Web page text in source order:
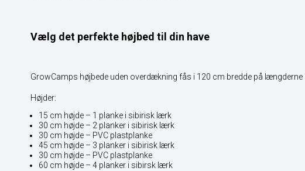
Vælg det perfekte højbed til din have
GrowCamps højbede uden overdækning fås i 120 cm bredde på længderne
Højder:
15 cm højde – 1 planke i sibirisk lærk
30 cm højde – 2 planker i sibirisk lærk
30 cm højde – PVC plastplanke
45 cm højde – 3 planker i sibirisk lærk
30 cm højde – PVC plastplanke
60 cm højde – 4 planker i sibirsk lærk